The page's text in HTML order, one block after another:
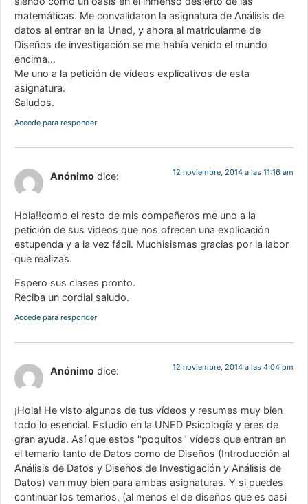
matemáticas. Me convalidaron la asignatura de Análisis de
datos al entrar en la Uned, y ahora al matricularme de
Diseños de investigación se me había venido el mundo
encima…
Me uno a la petición de vídeos explicativos de esta
asignatura.
Saludos.
Accede para responder
Anónimo dice: 12 noviembre, 2014 a las 11:16 am
Hola!!como el resto de mis compañeros me uno a la
petición de sus videos que nos ofrecen una explicación
estupenda y a la vez fácil. Muchisismas gracias por la labor
que realizas.
Espero sus clases pronto.
Reciba un cordial saludo.
Accede para responder
Anónimo dice: 12 noviembre, 2014 a las 4:04 pm
¡Hola! He visto algunos de tus vídeos y resumes muy bien
todo lo esencial. Estudio en la UNED Psicología y eres de
gran ayuda. Así que estos "poquitos" vídeos que entran en
el temario tanto de Datos como de Diseños (Introducción al
Análisis de Datos y Diseños de Investigación y Análisis de
Datos) van muy bien para ambas asignaturas. Y si puedes
continuar los temarios, (al menos el de diseños que es casi